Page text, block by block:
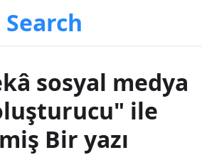
sosyal medya
ile
Bir yazı